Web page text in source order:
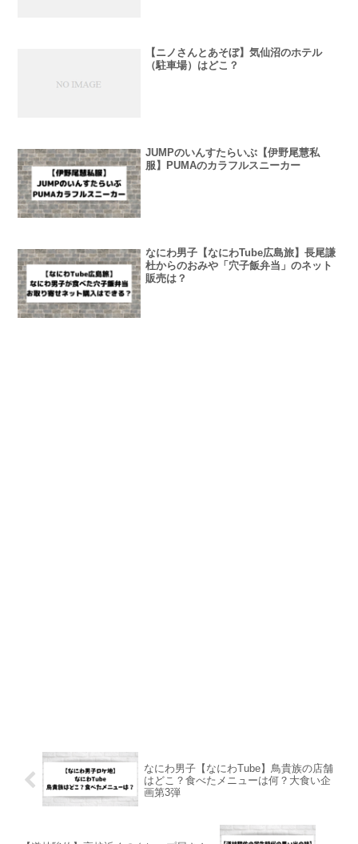
【ニノさんとあそぼ】気仙沼のホテル
（駐車場）はどこ？
JUMPのいんすたらいぶ【伊野尾慧私
服】PUMAのカラフルスニーカー
なにわ男子【なにわTube広島旅】長尾謙
杜からのおみや「穴子飯弁当」のネット
販売は？
なにわ男子【なにわTube】鳥貴族の店舗
はどこ？食べたメニューは何？大食い企
画第3弾